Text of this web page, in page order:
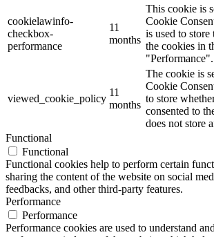
cookielawinfo-
checkbox-
performance
11
months
This cookie is
Cookie
is used to store
the cookies in
"Performance".
viewed_cookie_policy
11
months
The cookie is
Cookie
to store
consented to
does not store
Functional
Functional
Functional cookies help to perform certain
sharing the content of the website on social
feedbacks, and other third-party features.
Performance
Performance
Performance cookies are used to understand